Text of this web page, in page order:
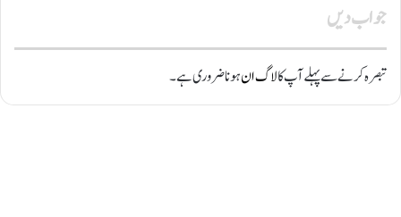
جواب دیں
تبصرہ کرنے سے پہلے آپ کالاگ انہونا ضروری ہے۔